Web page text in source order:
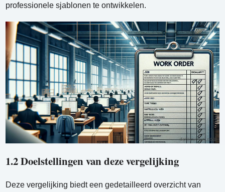
professionele sjablonen te ontwikkelen.
1.2 Doelstellingen van deze vergelijking
Deze vergelijking biedt een gedetailleerd overzicht van